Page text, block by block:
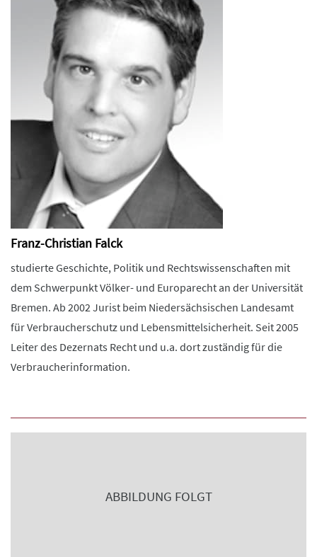
Franz-Christian Falck
studierte Geschichte, Politik und Rechtswissenschaften mit
dem Schwerpunkt Völker- und Europarecht an der Universität
Bremen. Ab 2002 Jurist beim Niedersächsischen Landesamt
für Verbraucherschutz und Lebensmittelsicherheit. Seit 2005
Leiter des Dezernats Recht und u.a. dort zuständig für die
Verbraucherinformation.
ABBILDUNG FOLGT